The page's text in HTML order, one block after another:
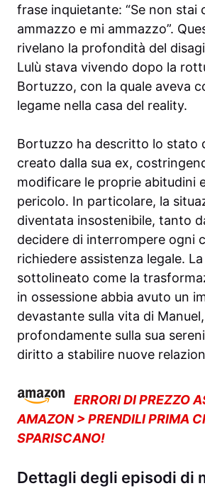
frase inquietante: “Se non stai
ammazzo e mi ammazzo”.
rivelano la profondità del
Lulù stava vivendo dopo la
Bortuzzo, con la quale aveva
legame nella casa del reality.
Bortuzzo ha descritto lo stato
creato dalla sua ex,
modificare le proprie abitudini
pericolo. In particolare, la
diventata insostenibile, tanto
decidere di interrompere ogni
richiedere assistenza legale.
sottolineato come la
in ossessione abbia avuto un
devastante sulla vita di
profondamente sulla sua
diritto a stabilire nuove
ERRORI DI PREZZO
AMAZON > PRENDILI PRIMA
SPARISCANO!
Dettagli degli episodi di